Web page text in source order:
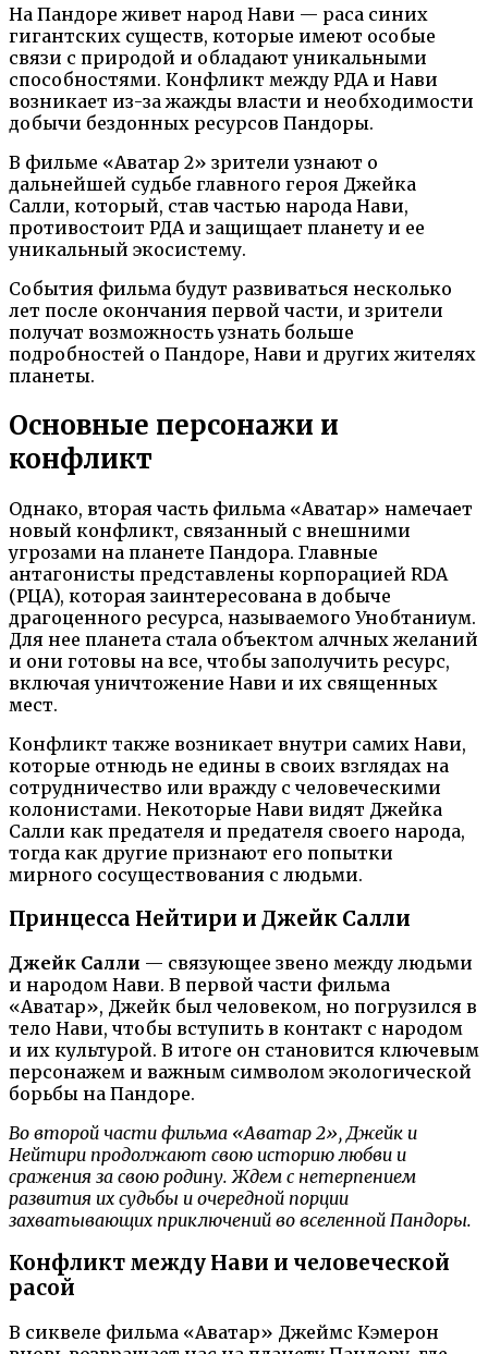
На Пандоре живет народ Нави — раса синих
гигантских существ, которые имеют особые
связи с природой и обладают уникальными
способностями. Конфликт между РДА и Нави
возникает из-за жажды власти и необходимости
добычи бездонных ресурсов Пандоры.
В фильме «Аватар 2» зрители узнают о
дальнейшей судьбе главного героя Джейка
Салли, который, став частью народа Нави,
противостоит РДА и защищает планету и ее
уникальный экосистему.
События фильма будут развиваться несколько
лет после окончания первой части, и зрители
получат возможность узнать больше
подробностей о Пандоре, Нави и других жителях
планеты.
Основные персонажи и
конфликт
Однако, вторая часть фильма «Аватар» намечает
новый конфликт, связанный с внешними
угрозами на планете Пандора. Главные
антагонисты представлены корпорацией RDA
(РЦА), которая заинтересована в добыче
драгоценного ресурса, называемого Унобтаниум.
Для нее планета стала объектом алчных желаний
и они готовы на все, чтобы заполучить ресурс,
включая уничтожение Нави и их священных
мест.
Конфликт также возникает внутри самих Нави,
которые отнюдь не едины в своих взглядах на
сотрудничество или вражду с человеческими
колонистами. Некоторые Нави видят Джейка
Салли как предателя и предателя своего народа,
тогда как другие признают его попытки
мирного сосуществования с людьми.
Принцесса Нейтири и Джейк Салли
Джейк Салли — связующее звено между людьми
и народом Нави. В первой части фильма
«Аватар», Джейк был человеком, но погрузился в
тело Нави, чтобы вступить в контакт с народом
и их культурой. В итоге он становится ключевым
персонажем и важным символом экологической
борьбы на Пандоре.
Во второй части фильма «Аватар 2», Джейк и
Нейтири продолжают свою историю любви и
сражения за свою родину. Ждем с нетерпением
развития их судьбы и очередной порции
захватывающих приключений во вселенной Пандоры.
Конфликт между Нави и человеческой
расой
В сиквеле фильма «Аватар» Джеймс Кэмерон